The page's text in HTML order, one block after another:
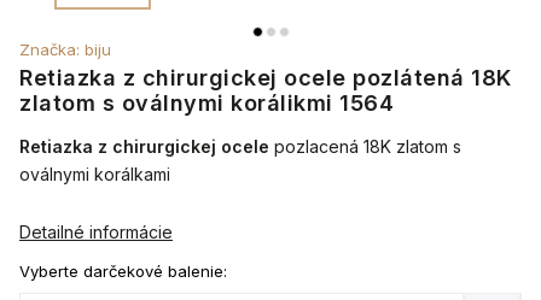
Retiazka z chirurgickej ocele pozlátená 18K
zlatom s oválnymi korálikmi 1564
Značka: biju
Vyberte darčekové balenie:
Retiazka z chirurgickej ocele pozlacená 18K zlatom s
oválnymi korálkami
Detailné informácie